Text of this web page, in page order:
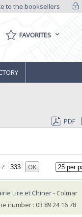
to the booksellers
FAVORITES
PDF
OK
Lire et Chiner- Colmar
number : 03 89 24 16 78